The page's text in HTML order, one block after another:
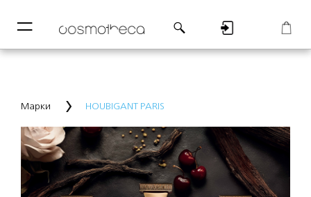
─
─ РегистрацияКорзина
Марки HOUBIGANT PARIS